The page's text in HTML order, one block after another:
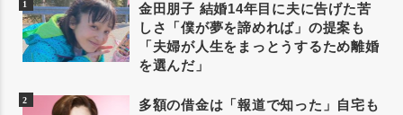
金田朋子 結婚14年目に夫に告げた苦
しさ「僕が夢を諦めれば」の提案も
「夫婦が人生をまっとうするため離婚
を選んだ」
多額の借金は「報道で知った」自宅も